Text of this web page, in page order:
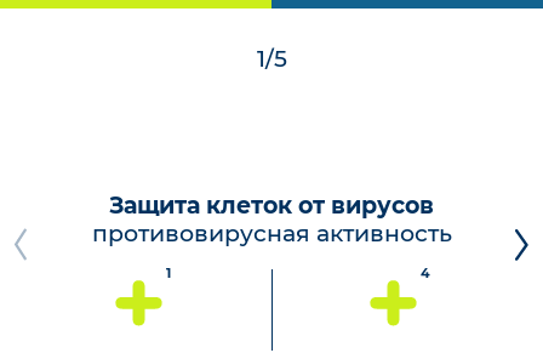
Защита клеток от вирусов
противовирусная активность
1 4
Предыдущий
слайд
1/5